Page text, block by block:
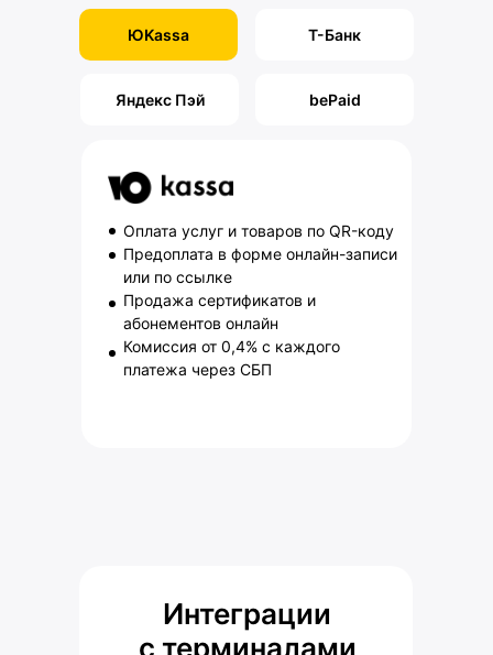
ЮKassa Т-Банк
Яндекс Пэй bePaid
Оплата услуг и товаров по QR-коду
Предоплата в форме онлайн-записи
или по ссылке
Продажа сертификатов и
абонементов онлайн
Комиссия от 0,4% с каждого
платежа через СБП
Интеграции
с терминалами